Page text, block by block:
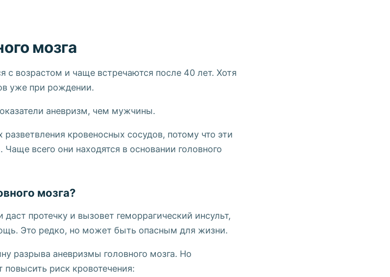
мозга
с возрастом и чаще встречаются после 40 лет. Хотя
уже при рождении.
аневризм, чем мужчины.
кровеносных сосудов, потому что эти
всего они находятся в основании головного
мозга?
протечку и вызовет геморрагический инсульт,
Это редко, но может быть опасным для жизни.
разрыва аневризмы головного мозга. Но
риск кровотечения: